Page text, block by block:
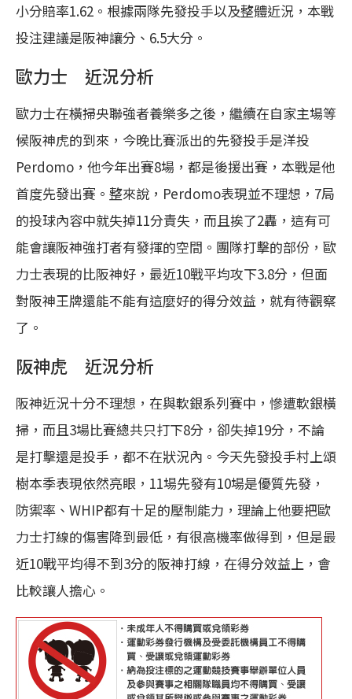
小分賠率1.62。根據兩隊先發投手以及整體近況，本戰
投注建議是阪神讓分、6.5大分。
歐力士 近況分析
歐力士在橫掃央聯強者養樂多之後，繼續在自家主場等
候阪神虎的到來，今晚比賽派出的先發投手是洋投
Perdomo，他今年出賽8場，都是後援出賽，本戰是他
首度先發出賽。整來說，Perdomo表現並不理想，7局
的投球內容中就失掉11分責失，而且挨了2轟，這有可
能會讓阪神強打者有發揮的空間。團隊打擊的部份，歐
力士表現的比阪神好，最近10戰平均攻下3.8分，但面
對阪神王牌還能不能有這麼好的得分效益，就有待觀察
了。
阪神虎 近況分析
阪神近況十分不理想，在與軟銀系列賽中，慘遭軟銀橫
掃，而且3場比賽總共只打下8分，卻失掉19分，不論
是打擊還是投手，都不在狀況內。今天先發投手村上頌
樹本季表現依然亮眼，11場先發有10場是優質先發，
防禦率、WHIP都有十足的壓制能力，理論上他要把歐
力士打線的傷害降到最低，有很高機率做得到，但是最
近10戰平均得不到3分的阪神打線，在得分效益上，會
比較讓人擔心。